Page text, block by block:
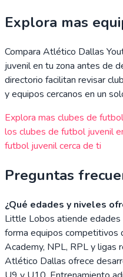
Explora mas
Compara Atlético Dallas
juvenil en tu zona antes de
directorio facilitan revisar
y equipos cercanos en un
Explora mas clubes de
los clubes de futbol juvenil
futbol juvenil cerca de ti
Preguntas
¿Qué edades y niveles
Little Lobos atiende
forma equipos competitivos
Academy, NPL, RPL y ligas
Atlético Dallas ofrece